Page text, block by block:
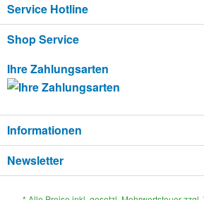
Service Hotline
Shop Service
Ihre Zahlungsarten
Informationen
Newsletter